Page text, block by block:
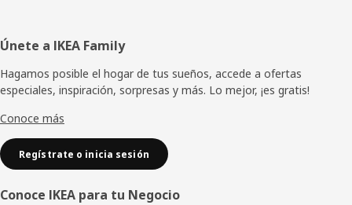
Pie
de
página
Únete a IKEA Family
Hagamos posible el hogar de tus sueños, accede a ofertas
especiales, inspiración, sorpresas y más. Lo mejor, ¡es gratis!
Conoce más
Regístrate o inicia sesión
Conoce IKEA para tu Negocio